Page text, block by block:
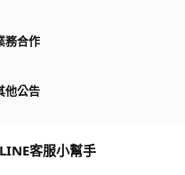
務合作
他公告
客服小幫手